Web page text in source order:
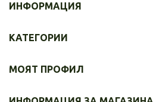
ИНФОРМАЦИЯ
КАТЕГОРИИ
МОЯТ ПРОФИЛ